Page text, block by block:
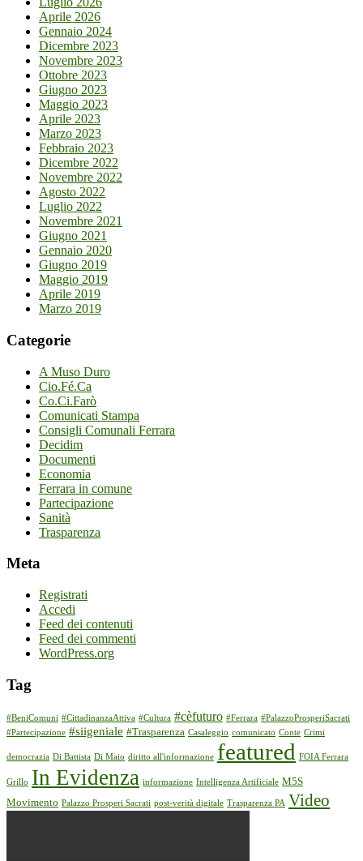
Aprile 2026
Gennaio 2024
Dicembre 2023
Novembre 2023
Ottobre 2023
Giugno 2023
Maggio 2023
Aprile 2023
Marzo 2023
Febbraio 2023
Dicembre 2022
Novembre 2022
Agosto 2022
Luglio 2022
Novembre 2021
Giugno 2021
Gennaio 2020
Giugno 2019
Maggio 2019
Aprile 2019
Marzo 2019
Categorie
A Muso Duro
Cio.Fé.Ca
Co.Ci.Farò
Comunicati Stampa
Consigli Comunali Ferrara
Decidim
Documenti
Economia
Ferrara in comune
Partecipazione
Sanità
Trasparenza
Meta
Registrati
Accedi
Feed dei contenuti
Feed dei commenti
WordPress.org
Tag
#BeniComuni #CittadinanzaAttiva #Cultura #cèfuturo #Ferrara #PalazzoProsperiSacrati
#Partecipazione #siigeniale #Trasparenza Casaleggio comunicato Conte Crimi
democrazia Di Battista Di Maio diritto all'informazione featured FOIA Ferrara
Grillo In Evidenza informazione Intelligenza Artificiale M5S
Movimento Palazzo Prosperi Sacrati post-verità digitale Trasparenza PA Video